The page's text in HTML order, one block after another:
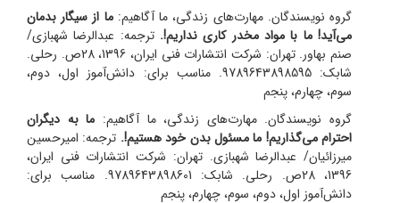
گروه نویسندگان. مهارت‌های زندگی، ما آگاهیم:ما از سیگار بدمان
می‌آید! ما با مواد مخدر کاری نداریم!. ترجمه: عبدالرضا شهبازی/
صنم بهاور.
تهران: شرکت انتشارات فنی ایران، 1396، 28ص. رحلی.
شابک: 9789643898595. مناسب برای: دانش‌آموز اول، دوم،
سوم، چهارم، پنجم
گروه نویسندگان. مهارت‌های زندگی، ما آگاهیم: ما به دیگران
احترام می‌گذاریم! ما مسئول بدن خود هستیم!. ترجمه: امیرحسین
میرزائیان/ عبدالرضا شهبازی. تهران: شرکت انتشارات فنی ایران،
1396، 28ص. رحلی. شابک: 9789643898601. مناسب برای:
دانش‌آموز اول، دوم، سوم، چهارم، پنجم